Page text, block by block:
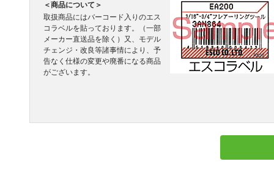
＜商品について＞
取扱商品にはバーコード入りのエス
コラベルを貼っております。（一部
メーカー直送品を除く）又、モデル
チェンジ・改良等諸事情により、予
告なく仕様の変更や廃番になる商品
がございます。